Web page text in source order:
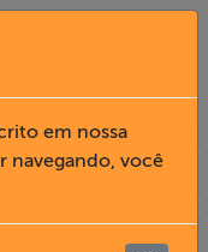
em nossa
navegando, você